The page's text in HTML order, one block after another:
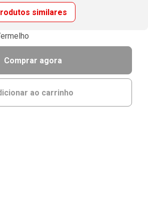
similares
vermelho
Comprar agora
ao carrinho